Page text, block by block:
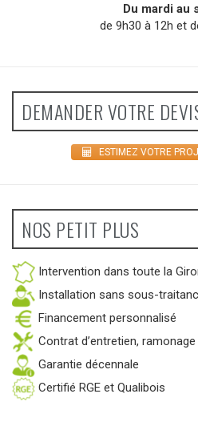
Du mardi au
de 9h30 à 12h et
DEMANDER VOTRE
ESTIMEZ VOTRE
NOS PETIT PLUS
Intervention dans toute la
Installation sans sous-
Financement personnalisé
Contrat d’entretien,
Garantie décennale
Certifié RGE et Qualibois